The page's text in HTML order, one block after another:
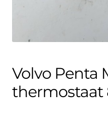
Volvo Penta
thermostaat